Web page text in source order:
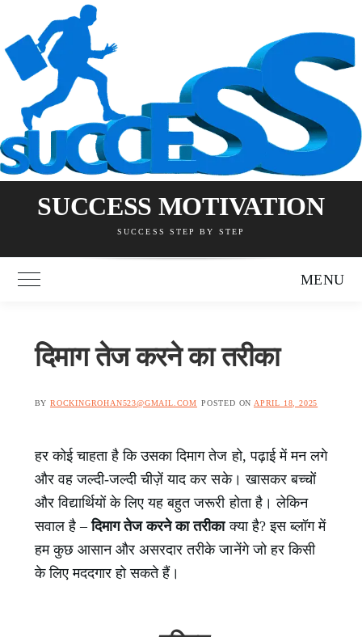
content
SUCCESS MOTIVATION
SUCCESS STEP BY STEP
Toggle Main Menu MENU
दिमाग तेज करने का तरीका
BY ROCKINGROHAN523@GMAIL.COM POSTED ON APRIL 18, 2025
हर कोई चाहता है कि उसका दिमाग तेज हो, पढ़ाई में मन लगे
और वह जल्दी-जल्दी चीज़ें याद कर सके। खासकर बच्चों
और विद्यार्थियों के लिए यह बहुत जरूरी होता है। लेकिन
सवाल है –दिमाग तेज करने का तरीकाक्या है? इस ब्लॉग में
हम कुछ आसान और असरदार तरीके जानेंगे जो हर किसी
के लिए मददगार हो सकते हैं।